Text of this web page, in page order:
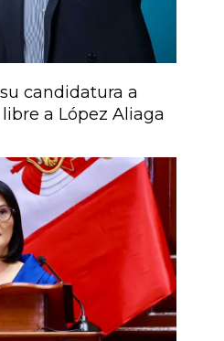
candidatura a
a López Aliaga